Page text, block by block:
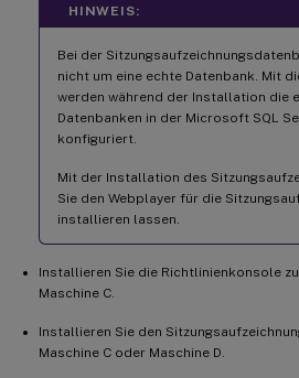
HINWEIS:
Bei der
nicht um eine echte Datenbank. Mit
werden während der Installation die
Datenbanken in der Microsoft SQL
konfiguriert.
Mit der Installation des
Sie den Webplayer für die
installieren lassen.
Installieren Sie die Richtlinienkonsole
Maschine C.
Installieren Sie den
Maschine C oder Maschine D.